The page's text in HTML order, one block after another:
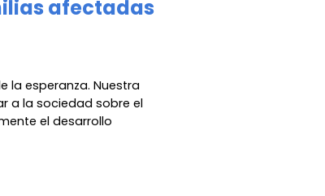
afectadas
la esperanza. Nuestra
a la sociedad sobre el
el desarrollo